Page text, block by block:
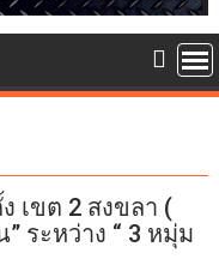
เขต 2 สงขลา (
ระหว่าง “ 3 หมุ่ม